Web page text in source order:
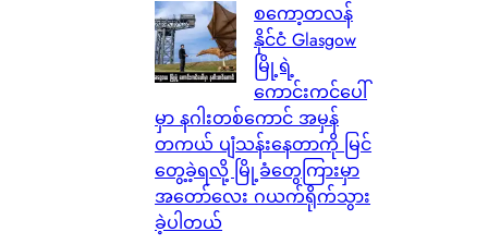
စကော့တလန်
နိုင်ငံ Glasgow
မြို့ရဲ့
ကောင်းကင်ပေါ်
မှာ နဂါးတစ်ကောင် အမှန်
တကယ် ပျံသန်းနေတာကို မြင်
တွေ့ခဲ့ရလို့ မြို့ခံတွေကြားမှာ
အတော်လေး ဂယက်ရိုက်သွား
ခဲ့ပါတယ်